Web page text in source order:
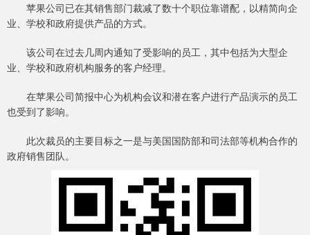
苹果公司已在其销售部门裁减了数十个职位靠谱配，以精简向企
业、学校和政府提供产品的方式。
该公司在过去几周内通知了受影响的员工，其中包括为大型企
业、学校和政府机构服务的客户经理。
在苹果公司简报中心为机构会议和潜在客户进行产品演示的员工
也受到了影响。
此次裁员的主要目标之一是与美国国防部和司法部等机构合作的
政府销售团队。